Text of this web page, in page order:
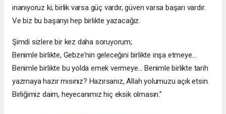
inanıyoruz ki; birlik varsa güç vardır, güven varsa başarı vardır.
Ve biz bu başarıyı hep birlikte yazacağız.
Şimdi sizlere bir kez daha soruyorum;
Benimle birlikte, Gebze'nin geleceğini birlikte inşa etmeye...
Benimle birlikte bu yolda emek vermeye... Benimle birlikte tarih
yazmaya hazır mısınız? Hazırsanız, Allah yolumuzu açık etsin.
Birliğimiz daim, heyecanımız hiç eksik olmasın.”